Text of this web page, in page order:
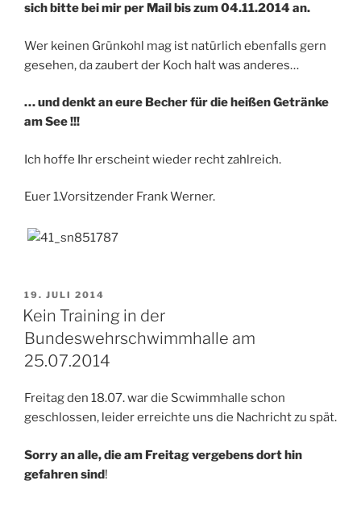
sich bitte bei mir per Mail bis zum 04.11.2014 an.
Wer keinen Grünkohl mag ist natürlich ebenfalls gern
gesehen, da zaubert der Koch halt was anderes…
… und denkt an eure Becher für die heißen Getränke
am See !!!
Ich hoffe Ihr erscheint wieder recht zahlreich.
Euer 1.Vorsitzender Frank Werner.
VERÖFFENTLICHT
AM
19. JULI 2014
Kein Training in der
Bundeswehrschwimmhalle am
25.07.2014
Freitag den 18.07. war die Scwimmhalle schon
geschlossen, leider erreichte uns die Nachricht zu spät.
Sorry an alle, die am Freitag vergebens dort hin
gefahren sind!